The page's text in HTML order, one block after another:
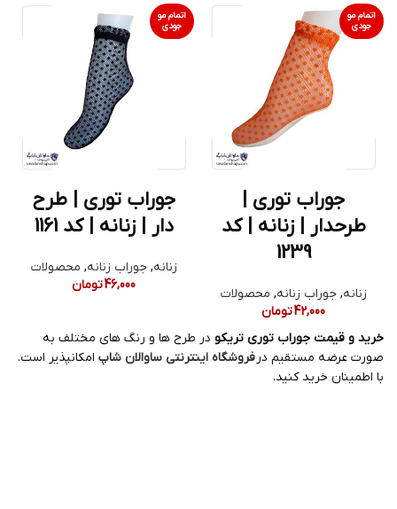
اتمام مو
جودی
جوراب توری |
طرحدار | زنانه | کد
1239
زنانه,جوراب زنانه, محصولات
42,000تومان
اتمام مو
جودی
جوراب توری | طرح
دار | زنانه | کد 1161
زنانه,جوراب زنانه, محصولات
46,000تومان
خرید و قیمت جوراب توری تریکو در طرح ها و رنگ های مختلف به
صورت عرضه مستقیم درفروشگاه اینترنتی ساوالان شاپ امکانپذیر است.
با اطمینان خرید کنید.